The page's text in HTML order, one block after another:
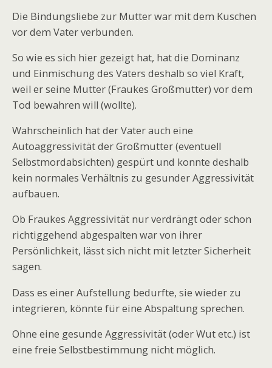
Die Bindungsliebe zur Mutter war mit dem Kuschen
vor dem Vater verbunden.
So wie es sich hier gezeigt hat, hat die Dominanz
und Einmischung des Vaters deshalb so viel Kraft,
weil er seine Mutter (Fraukes Großmutter) vor dem
Tod bewahren will (wollte).
Wahrscheinlich hat der Vater auch eine
Autoaggressivität der Großmutter (eventuell
Selbstmordabsichten) gespürt und konnte deshalb
kein normales Verhältnis zu gesunder Aggressivität
aufbauen.
Ob Fraukes Aggressivität nur verdrängt oder schon
richtiggehend abgespalten war von ihrer
Persönlichkeit, lässt sich nicht mit letzter Sicherheit
sagen.
Dass es einer Aufstellung bedurfte, sie wieder zu
integrieren, könnte für eine Abspaltung sprechen.
Ohne eine gesunde Aggressivität (oder Wut etc.) ist
eine freie Selbstbestimmung nicht möglich.